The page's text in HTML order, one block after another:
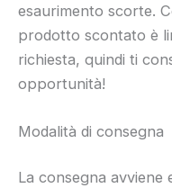
esaurimento scorte.
prodotto scontato è
richiesta, quindi ti
opportunità!
Modalità di consegna
La consegna